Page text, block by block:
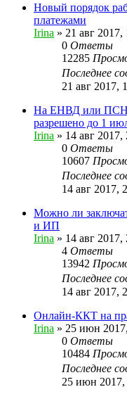
Новый порядок
платежами
Irina » 21 авг 2017,
0 Ответы
12285
Последнее
21 авг 2017,
На ЕНВД или ПСН
разрешено до 1
Irina » 14 авг 2017,
0 Ответы
10607
Последнее
14 авг 2017,
Можно ли
и ИП
Irina » 14 авг 2017,
4 Ответы
13942
Последнее
14 авг 2017,
Онлайн-ККТ на
Irina » 25 июн
0 Ответы
10484
Последнее
25 июн 2017,